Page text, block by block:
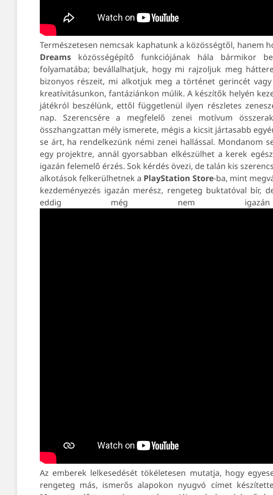
Természetesen nemcsak kaphatunk a közösségtől, hanem
Dreamsközösségépítő funkciójának hála bármikor
folyamatába; bevállalhatjuk, hogy mi rajzoljuk meg
bizonyos részeit, mi alkotjuk meg a történet gerincét
kreatívitásunkon, fantáziánkon múlik. A készítők helyén
játékról beszélünk, ettől függetlenül ilyen részletes
nap. Szerencsére a megfelelő zenei motívum
összhangzattan mély ismerete, mégis a kicsit jártasabb
se árt, ha rendelkezünk némi zenei hallással. Mondanom
egy projektre, annál gyorsabban elkészülhet a kerek
igazán felemelő érzés. Sok kérdés övezi, de talán kis
alkotások felkerülhetnek a PlayStation Store-ba, mint
kezdeményezés igazán merész, rengeteg buktatóval bír,
eddig még nem
Az emberek lelkesedését tökéletesen mutatja, hogy
rengeteg más, ismerős alapokon nyugvó címet